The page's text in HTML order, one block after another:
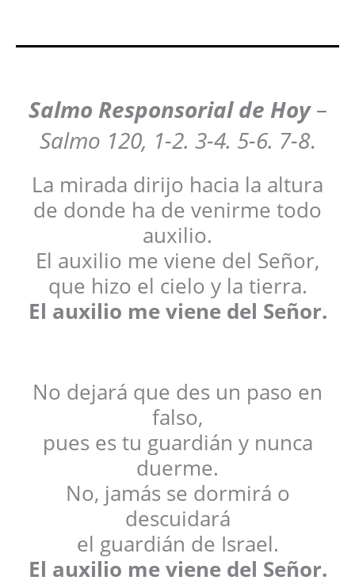
Salmo Responsorial de Hoy –
Salmo 120, 1-2. 3-4. 5-6. 7-8.
La mirada dirijo hacia la altura
de donde ha de venirme todo
auxilio.
El auxilio me viene del Señor,
que hizo el cielo y la tierra.
El auxilio me viene del Señor.
No dejará que des un paso en
falso,
pues es tu guardián y nunca
duerme.
No, jamás se dormirá o
descuidará
el guardián de Israel.
El auxilio me viene del Señor.